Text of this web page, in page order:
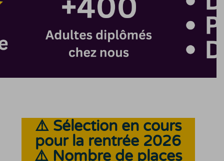
⚠️ Sélection en cours
pour la rentrée 2026
⚠️ Nombre de places